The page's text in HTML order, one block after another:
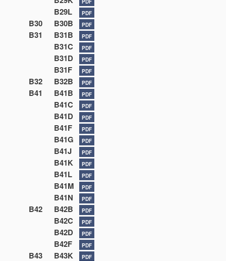
PDF
B29L PDF
B30 B30B PDF
B31 B31B PDF
B31C PDF
B31D PDF
B31F PDF
B32 B32B PDF
B41 B41B PDF
B41C PDF
B41D PDF
B41F PDF
B41G PDF
B41J PDF
B41K PDF
B41L PDF
B41M PDF
B41N PDF
B42 B42B PDF
B42C PDF
B42D PDF
B42F PDF
B43 B43K PDF